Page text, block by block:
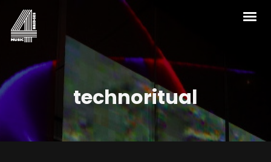
technoritual